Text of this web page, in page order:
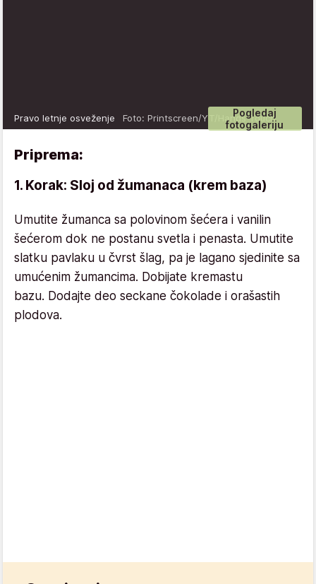
Pogledaj
fotogaleriju
Pravo letnje osveženje Foto: Printscreen/YT/Hands Touch
Priprema:
1. Korak: Sloj od žumanaca (krem baza)
Umutite žumanca sa polovinom šećera i vanilin
šećerom dok ne postanu svetla i penasta. Umutite
slatku pavlaku u čvrst šlag, pa je lagano sjedinite sa
umućenim žumancima. Dobijate kremastu
bazu. Dodajte deo seckane čokolade i orašastih
plodova.